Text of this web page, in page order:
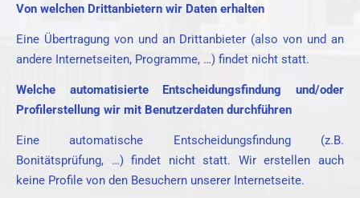
Von welchen Drittanbietern wir Daten erhalten
Eine Übertragung von und an Drittanbieter (also von und an
andere Internetseiten, Programme, …) findet nicht statt.
Welche automatisierte Entscheidungsfindung und/oder
Profilerstellung wir mit Benutzerdaten durchführen
Eine automatische Entscheidungsfindung (z.B.
Bonitätsprüfung, …) findet nicht statt. Wir erstellen auch
keine Profile von den Besuchern unserer Internetseite.